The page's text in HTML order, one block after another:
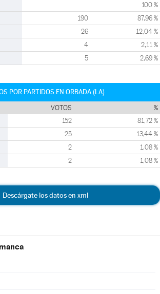
100 %
190 87,96 %
26 12,04 %
4 2,11 %
5 2,69 %
POR PARTIDOS EN ORBADA (LA)
VOTOS %
152 81,72 %
25 13,44 %
2 1,08 %
2 1,08 %
Descárgate los datos en xml